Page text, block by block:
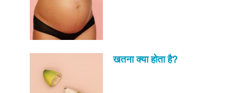
खतना क्या होता है?